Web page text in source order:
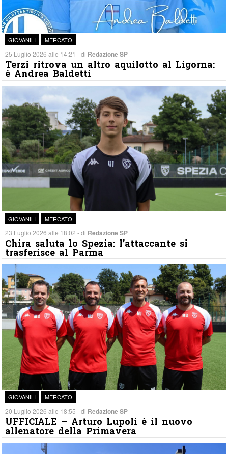
GIOVANILI MERCATO
25 Luglio 2026 alle 14:21 - di Redazione SP
Terzi ritrova un altro aquilotto al Ligorna:
è Andrea Baldetti
GIOVANILI MERCATO
23 Luglio 2026 alle 18:02 - di Redazione SP
Chira saluta lo Spezia: l’attaccante si
trasferisce al Parma
GIOVANILI MERCATO
20 Luglio 2026 alle 18:55 - di Redazione SP
UFFICIALE – Arturo Lupoli è il nuovo
allenatore della Primavera